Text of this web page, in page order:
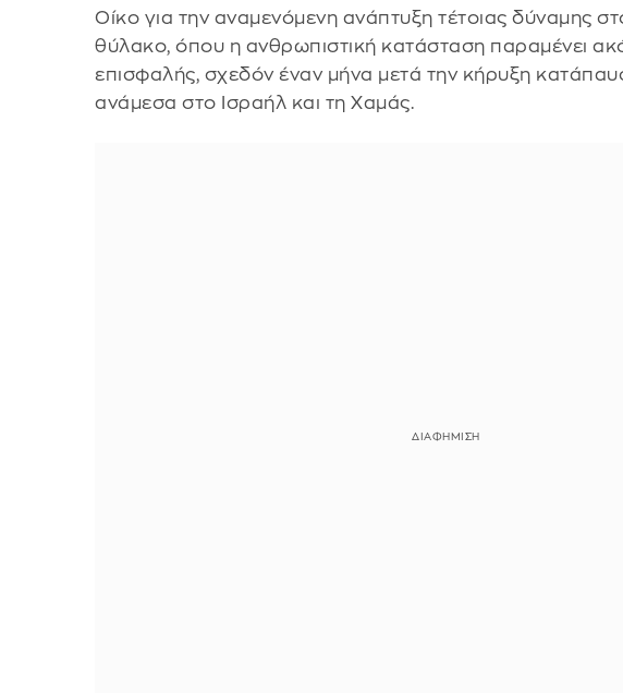
Οίκο για την αναμενόμενη ανάπτυξη τέτοιας δύναμης
θύλακο, όπου η ανθρωπιστική κατάσταση παραμένει
επισφαλής, σχεδόν έναν μήνα μετά την κήρυξη
ανάμεσα στο Ισραήλ και τη Χαμάς.